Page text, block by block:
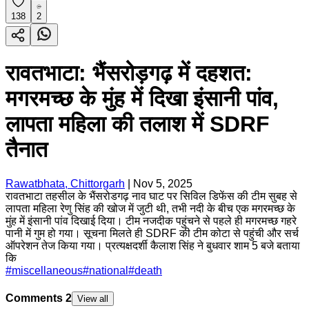
138 2
रावतभाटा: भैंसरोड़गढ़ में दहशत:
मगरमच्छ के मुंह में दिखा इंसानी पांव,
लापता महिला की तलाश में SDRF
तैनात
Rawatbhata, Chittorgarh
Nov 5, 2025
रावतभाटा तहसील के भैंसरोडगढ़ नाव घाट पर सिविल डिफेंस की टीम सुबह से
लापता महिला रेणु सिंह की खोज में जुटी थी, तभी नदी के बीच एक मगरमच्छ के
मुंह में इंसानी पांव दिखाई दिया। टीम नजदीक पहुंचने से पहले ही मगरमच्छ गहरे
पानी में गुम हो गया। सूचना मिलते ही SDRF की टीम कोटा से पहुंची और सर्च
ऑपरेशन तेज किया गया। प्रत्यक्षदर्शी कैलाश सिंह ने बुधवार शाम 5 बजे बताया
कि
#miscellaneous#national #death
Comments 2 View all